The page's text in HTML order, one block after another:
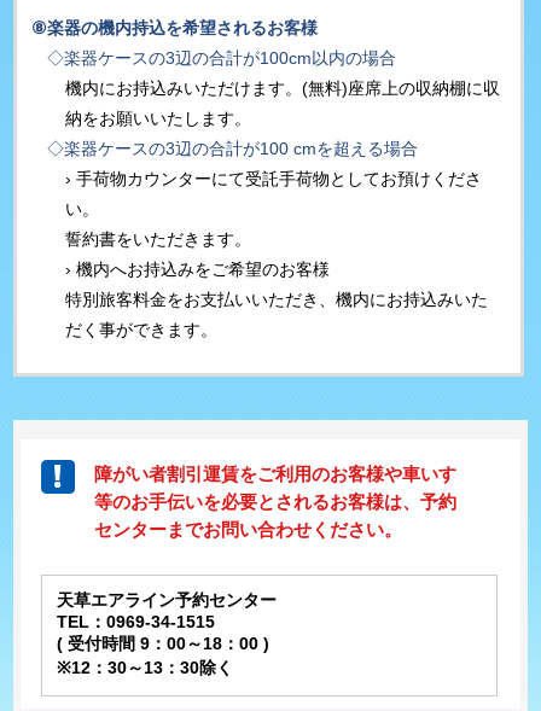
⑧楽器の機内持込を希望されるお客様
◇楽器ケースの3辺の合計が100cm以内の場合
機内にお持込みいただけます。(無料)座席上の収納棚に収
納をお願いいたします。
◇楽器ケースの3辺の合計が100 cmを超える場合
› 手荷物カウンターにて受託手荷物としてお預けくださ
い。
誓約書をいただきます。
› 機内へお持込みをご希望のお客様
特別旅客料金をお支払いいただき、機内にお持込みいた
だく事ができます。
障がい者割引運賃をご利用のお客様や車いす
等のお手伝いを必要とされるお客様は、予約
センターまでお問い合わせください。
天草エアライン予約センター
TEL：0969-34-1515
( 受付時間 9：00～18：00 )
※12：30～13：30除く